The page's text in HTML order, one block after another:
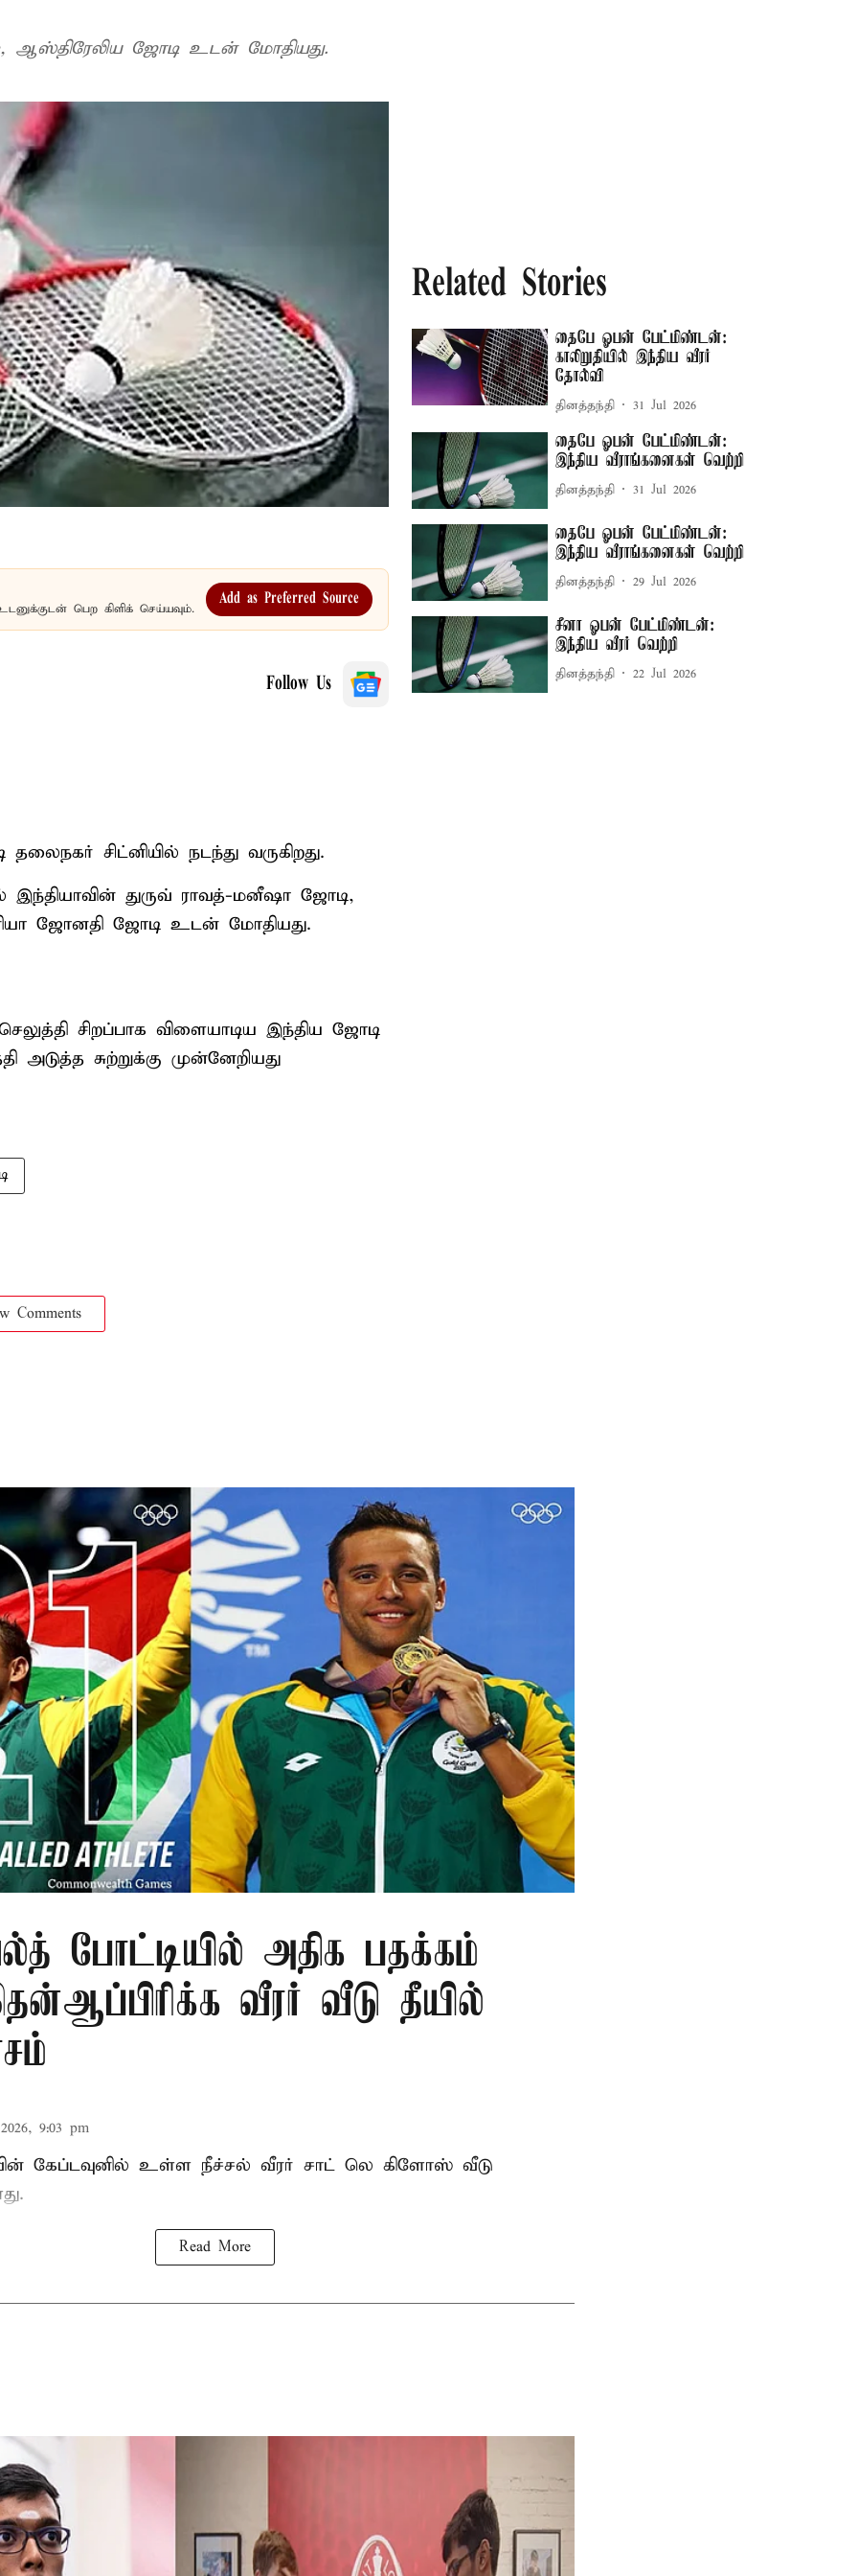
ஆஸ்திரேலிய ஜோடி உடன் மோதியது.
பெற கிளிக் செய்யவும்.
Add as Preferred Source
Follow Us
சிட்னியில் நடந்து வருகிறது.
இந்தியாவின் துருவ் ராவத்-மனீஷா ஜோடி,
ஜோனதி ஜோடி உடன் மோதியது.
சிறப்பாக விளையாடிய இந்திய ஜோடி
சுற்றுக்கு முன்னேறியது
Comments
Related Stories
தைபே ஓபன் பேட்மிண்டன்:
காலிறுதியில் இந்திய வீரர்
தோல்வி
தினத்தந்தி 31 Jul 2026
தைபே ஓபன் பேட்மிண்டன்:
இந்திய வீராங்கனைகள் வெற்றி
தினத்தந்தி 31 Jul 2026
தைபே ஓபன் பேட்மிண்டன்:
இந்திய வீராங்கனைகள் வெற்றி
தினத்தந்தி 29 Jul 2026
சீனா ஓபன் பேட்மிண்டன்:
இந்திய வீரர் வெற்றி
தினத்தந்தி 22 Jul 2026
போட்டியில் அதிக பதக்கம்
வீரர் வீடு தீயில்
9:03 pm
கேப்டவுனில் உள்ள நீச்சல் வீரர் சாட் லெ கிளோஸ் வீடு
Read More